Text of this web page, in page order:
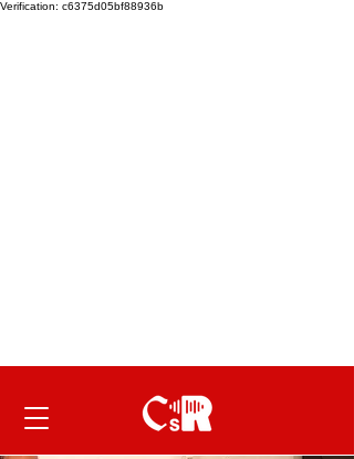
Verification: c6375d05bf88936b